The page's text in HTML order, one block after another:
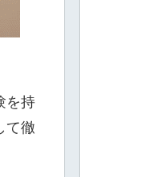
を持
て徹